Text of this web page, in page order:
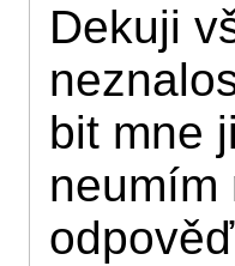
Dekuji
bit mne
neumím